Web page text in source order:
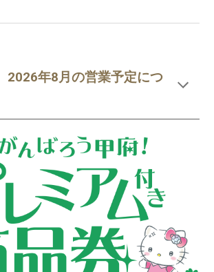
2026年8月の営業予定につ